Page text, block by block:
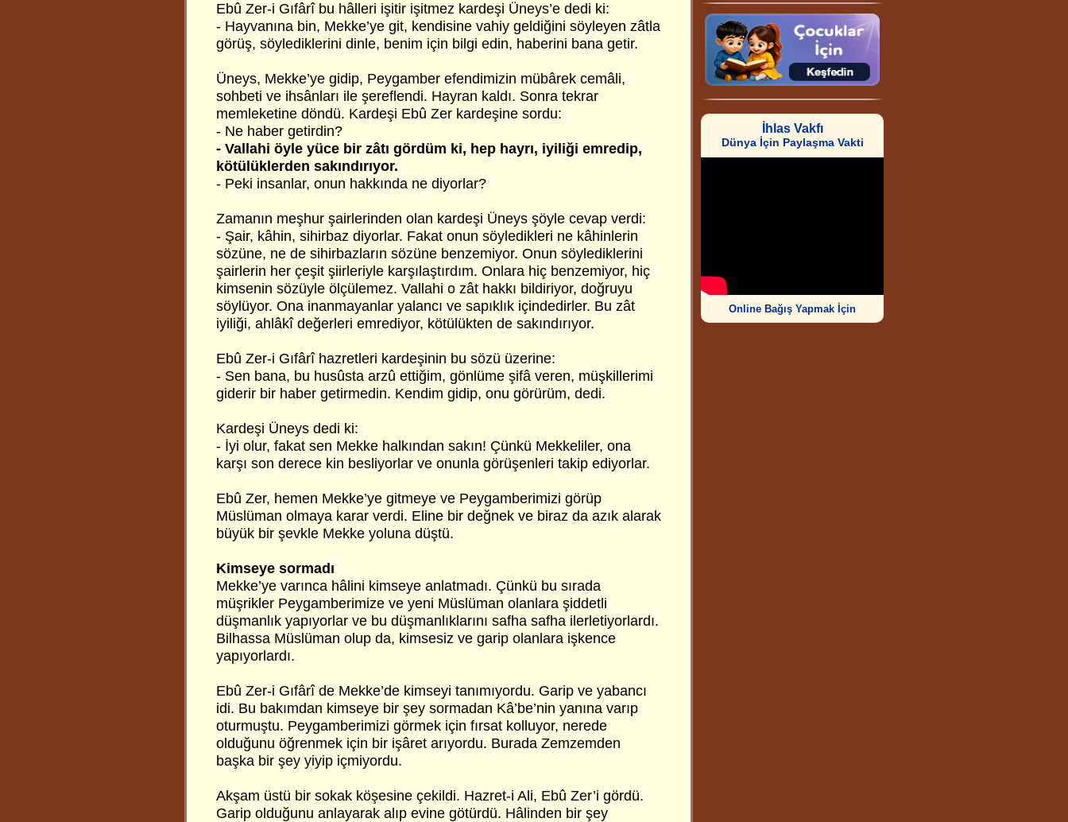
Ebû Zer-i Gıfârî bu hâlleri işitir işitmez kardeşi Üneys’e dedi ki:
- Hayvanına bin, Mekke’ye git, kendisine vahiy geldiğini söyleyen zâtla
görüş, söylediklerini dinle, benim için bilgi edin, haberini bana getir.
Üneys, Mekke’ye gidip, Peygamber efendimizin mübârek cemâli,
sohbeti ve ihsânları ile şereflendi. Hayran kaldı. Sonra tekrar
memleketine döndü. Kardeşi Ebû Zer kardeşine sordu:
- Ne haber getirdin?
- Vallahi öyle yüce bir zâtı gördüm ki, hep hayrı, iyiliği emredip,
kötülüklerden sakındırıyor.
- Peki insanlar, onun hakkında ne diyorlar?
Zamanın meşhur şairlerinden olan kardeşi Üneys şöyle cevap verdi:
- Şair, kâhin, sihirbaz diyorlar. Fakat onun söyledikleri ne kâhinlerin
sözüne, ne de sihirbazların sözüne benzemiyor. Onun söylediklerini
şairlerin her çeşit şiirleriyle karşılaştırdım. Onlara hiç benzemiyor, hiç
kimsenin sözüyle ölçülemez. Vallahi o zât hakkı bildiriyor, doğruyu
söylüyor. Ona inanmayanlar yalancı ve sapıklık içindedirler. Bu zât
iyiliği, ahlâkî değerleri emrediyor, kötülükten de sakındırıyor.
Ebû Zer-i Gıfârî hazretleri kardeşinin bu sözü üzerine:
- Sen bana, bu husûsta arzû ettiğim, gönlüme şifâ veren, müşkillerimi
giderir bir haber getirmedin. Kendim gidip, onu görürüm, dedi.
Kardeşi Üneys dedi ki:
- İyi olur, fakat sen Mekke halkından sakın! Çünkü Mekkeliler, ona
karşı son derece kin besliyorlar ve onunla görüşenleri takip ediyorlar.
Ebû Zer, hemen Mekke’ye gitmeye ve Peygamberimizi görüp
Müslüman olmaya karar verdi. Eline bir değnek ve biraz da azık alarak
büyük bir şevkle Mekke yoluna düştü.
Kimseye sormadı
Mekke’ye varınca hâlini kimseye anlatmadı. Çünkü bu sırada
müşrikler Peygamberimize ve yeni Müslüman olanlara şiddetli
düşmanlık yapıyorlar ve bu düşmanlıklarını safha safha ilerletiyorlardı.
Bilhassa Müslüman olup da, kimsesiz ve garip olanlara işkence
yapıyorlardı.
Ebû Zer-i Gıfârî de Mekke’de kimseyi tanımıyordu. Garip ve yabancı
idi. Bu bakımdan kimseye bir şey sormadan Kâ’be’nin yanına varıp
oturmuştu. Peygamberimizi görmek için fırsat kolluyor, nerede
olduğunu öğrenmek için bir işâret arıyordu. Burada Zemzemden
başka bir şey yiyip içmiyordu.
Akşam üstü bir sokak köşesine çekildi. Hazret-i Ali, Ebû Zer’i gördü.
Garip olduğunu anlayarak alıp evine götürdü. Hâlinden bir şey
İhlas Vakfı
Dünya İçin Paylaşma Vakti
Online Bağış Yapmak İçin